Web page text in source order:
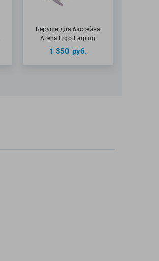
Беруши для бассейна
Arena Ergo Earplug
1 350 руб.